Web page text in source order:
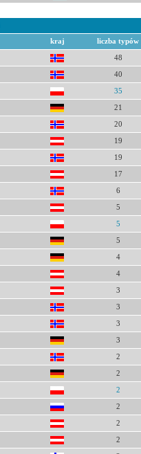
kraj liczba typów
48
40
35
21
20
19
19
17
6
5
5
5
4
4
3
3
3
3
2
2
2
2
2
2